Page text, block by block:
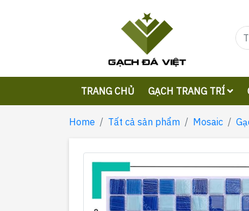
TRANG CHỦ GẠCH TRANG TRÍ
Home Tất cả sản phẩm Mosaic